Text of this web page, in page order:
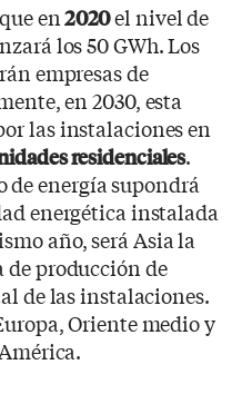
en2020el nivel de
los 50 GWh. Los
empresas de
en 2030, esta
las instalaciones en
residenciales.
energía supondrá
energética instalada
año, será Asia la
de producción de
de las instalaciones.
Oriente medio y